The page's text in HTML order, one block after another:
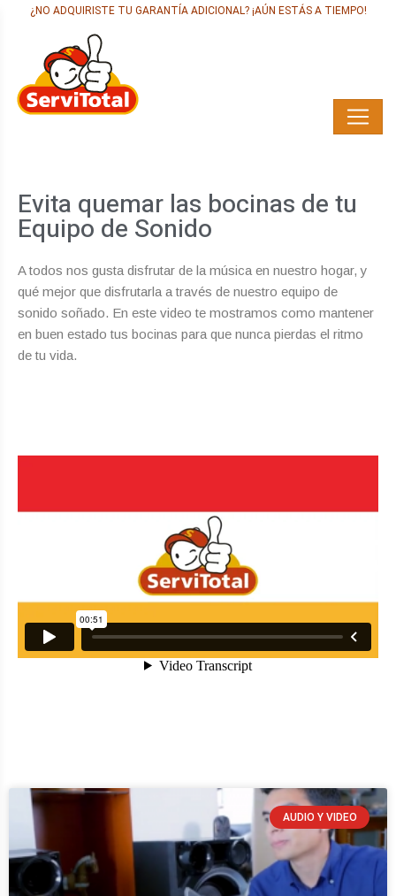
¿NO ADQUIRISTE TU GARANTÍA ADICIONAL? ¡AÚN ESTÁS A TIEMPO!
Evita quemar las bocinas de tu
Equipo de Sonido
A todos nos gusta disfrutar de la música en nuestro hogar, y
qué mejor que disfrutarla a través de nuestro equipo de
sonido soñado. En este video te mostramos como mantener
en buen estado tus bocinas para que nunca pierdas el ritmo
de tu vida.
AUDIO Y VIDEO